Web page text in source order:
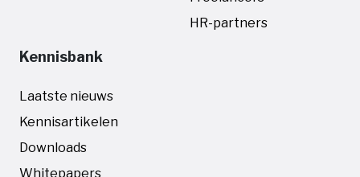
HR-partners
Kennisbank
Laatste nieuws
Kennisartikelen
Downloads
Whitepapers